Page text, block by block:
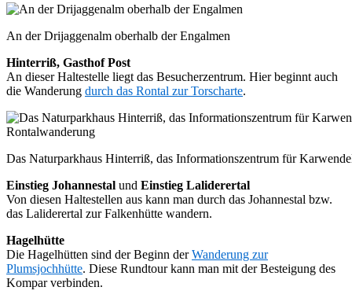
An der Drijaggenalm oberhalb der Engalmen
Hinterriß, Gasthof Post
An dieser Haltestelle liegt das Besucherzentrum. Hier beginnt auch
die Wanderung durch das Rontal zur Torscharte.
Das Naturparkhaus Hinterriß, das Informationszentrum für
Einstieg Johannestal und Einstieg Laliderertal
Von diesen Haltestellen aus kann man durch das Johannestal bzw.
das Laliderertal zur Falkenhütte wandern.
Hagelhütte
Die Hagelhütten sind der Beginn derWanderung zur
Plumsjochhütte. Diese Rundtour kann man mit der Besteigung des
Kompar verbinden.